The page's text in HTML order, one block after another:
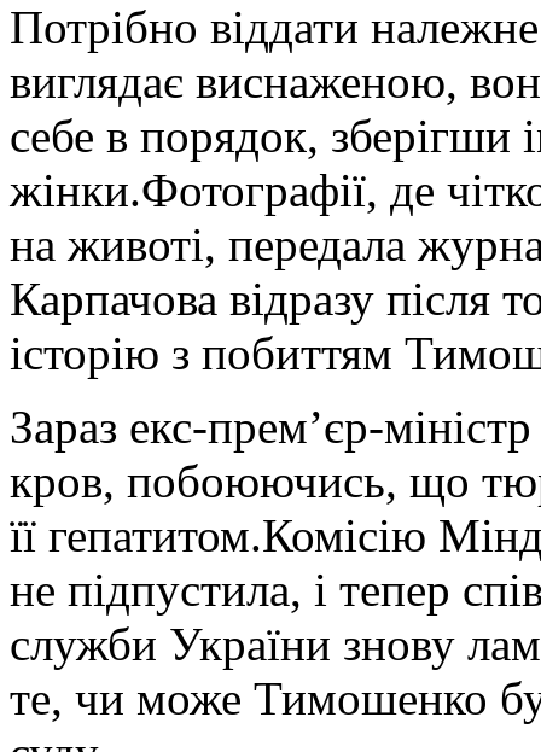
Потрібно віддати
виглядає виснаженою,
себе в порядок, зберігши
жінки.Фотографії, де
на животі, передала
Карпачова відразу після
історію з побиттям
Зараз екс-прем’єр-
кров, побоюючись, що
її гепатитом.Комісію
не підпустила, і тепер
служби України знову
те, чи може Тимошенко